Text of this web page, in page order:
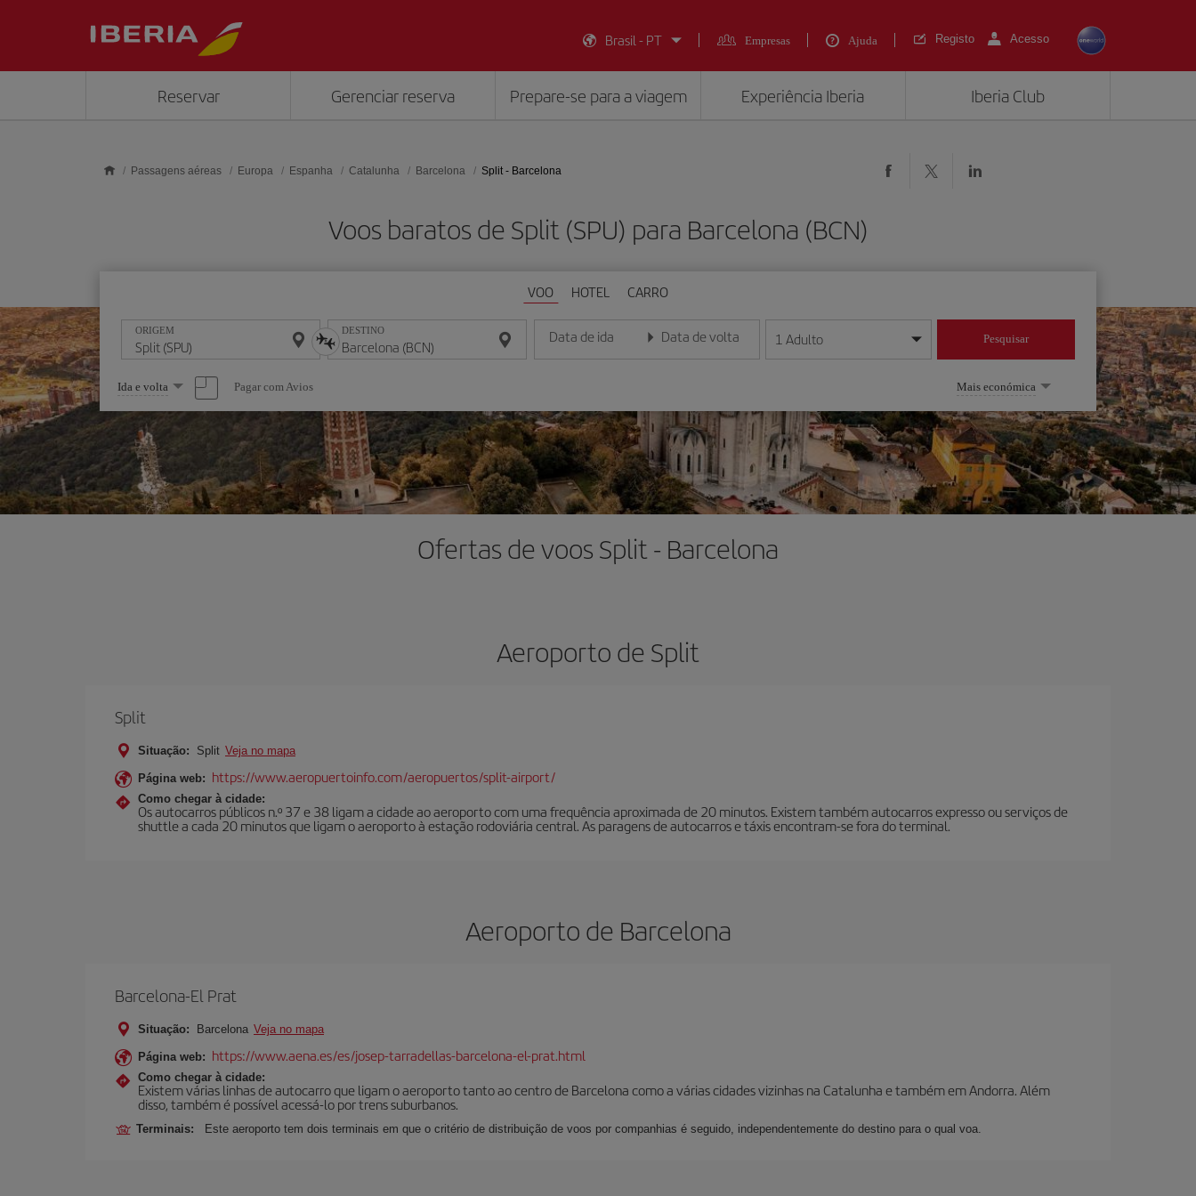
Brasil - PT
Empresas Ajuda Registo Acesso
Reservar Gerenciar reserva Prepare-se para a viagem Experiência Iberia Iberia Club
Passagens aéreas Europa Espanha Catalunha Barcelona Split - Barcelona
Voos baratos de Split (SPU) para Barcelona (BCN)
VOO HOTEL CARRO
ORIGEM DESTINO Data de ida
Insira a data no formato dia/mês/ano
Data de volta
Insira a data no formato dia/mês/ano
1 Adulto Pesquisar
Selecione
uma
opção
Ida e volta Pagar com Avios Mais económica
Ofertas de voos Split - Barcelona
Aeroporto de Split
Split
Situação: Split Veja no mapa
Página web: https://www.aeropuertoinfo.com/aeropuertos/split-airport/
Como chegar à cidade:
Os autocarros públicos n.º 37 e 38 ligam a cidade ao aeroporto com uma frequência aproximada de 20 minutos. Existem também autocarros expresso ou serviços de
shuttle a cada 20 minutos que ligam o aeroporto à estação rodoviária central. As paragens de autocarros e táxis encontram-se fora do terminal.
Aeroporto de Barcelona
Barcelona-El Prat
Situação: Barcelona Veja no mapa
Página web: https://www.aena.es/es/josep-tarradellas-barcelona-el-prat.html
Como chegar à cidade:
Existem várias linhas de autocarro que ligam o aeroporto tanto ao centro de Barcelona como a várias cidades vizinhas na Catalunha e também em Andorra. Além
disso, também é possível acessá-lo por trens suburbanos.
Terminais: Este aeroporto tem dois terminais em que o critério de distribuição de voos por companhias é seguido, independentemente do destino para o qual voa.